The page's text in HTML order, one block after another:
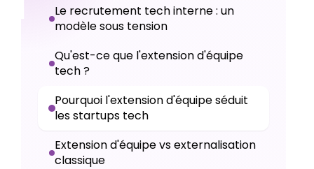
Le recrutement tech interne : un
modèle sous tension
Qu'est-ce que l'extension d'équipe
tech ?
Pourquoi l'extension d'équipe séduit
les startups tech
Extension d'équipe vs externalisation
classique